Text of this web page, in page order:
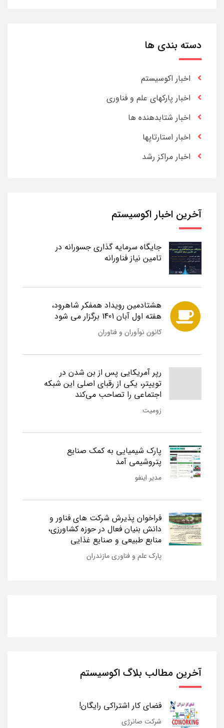
دسته بندی ها
اخبار اکوسیستم
اخبار پارکهای علم و فناوری
اخبار شتابدهنده ها
اخبار استارتاپها
اخبار مراکز رشد
آخرین اخبار اکوسیستم
جایگاه سرمایه گذاری جسورانه در
تامین نیاز فناورانه
هشتادمین رویداد همفکر شاهرود،
هفته اول آبان 1401 برگزار می شود
کانون نوآوران و فناوران
رپر آمریکایی پس از بن شدن در
توییتر، یکی از رقبای اصلی این شبکه
اجتماعی را تصاحب می‌کند
زومیت
پارک شیمیایی به کمک صنایع
پتروشیمی آمد
مدیر اینفو
فراخوان پذیرش شرکت های فناور و
دانش بنیان فعال در حوزه کشاورزی،
منابع طبیعی و صنایع غذایی
پارک علم و فناوری مازندران
آخرین مطالب بلاگ اکوسیستم
فضای کار اشتراکی رایگان!
شرکت صانرژی